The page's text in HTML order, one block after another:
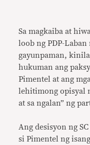
Sa magkaiba at
loob ng PDP-
gayunpaman,
hukuman ang
Pimentel at ang
lehitimong opisyal
at sa ngalan” ng
Ang desisyon ng
si Pimentel ng